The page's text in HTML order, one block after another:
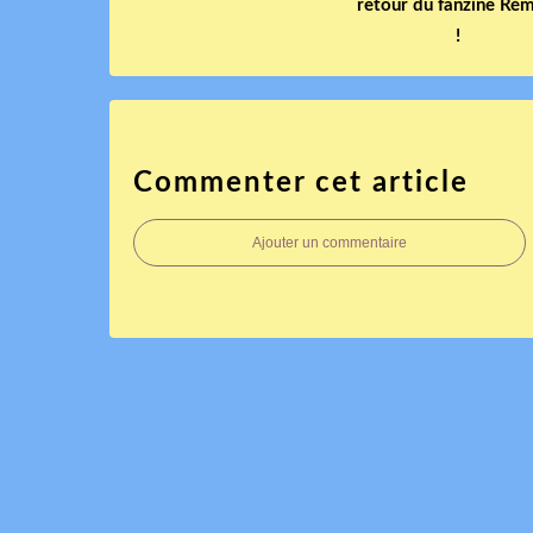
retour du fanzine
!
Commenter cet article
Ajouter un commentaire